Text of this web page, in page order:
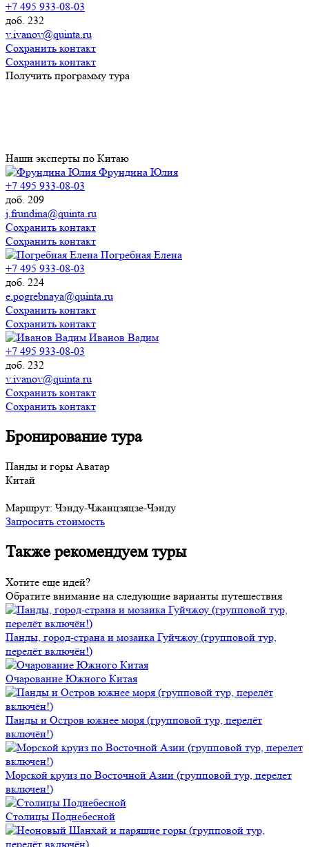
+7 495 933-08-03
доб. 232
v.ivanov@quinta.ru
Сохранить контакт
Сохранить контакт
Получить программу тура
Наши эксперты по Китаю
Фрундина Юлия
+7 495 933-08-03
доб. 209
j.frundina@quinta.ru
Сохранить контакт
Сохранить контакт
Погребная Елена
+7 495 933-08-03
доб. 224
e.pogrebnaya@quinta.ru
Сохранить контакт
Сохранить контакт
Иванов Вадим
+7 495 933-08-03
доб. 232
v.ivanov@quinta.ru
Сохранить контакт
Сохранить контакт
Бронирование тура
Панды и горы Аватар
Китай
Маршрут: Чэнду-Чжанцзяцзе-Чэнду
Запросить стоимость
Также рекомендуем туры
Хотите еще идей?
Обратите внимание на следующие варианты путешествия
Панды, город-страна и мозаика Гуйчжоу (групповой тур,
перелёт включён!)
Очарование Южного Китая
Панды и Остров южнее моря (групповой тур, перелёт
включён!)
Морской круиз по Восточной Азии (групповой тур, перелет
включен!)
Столицы Поднебесной